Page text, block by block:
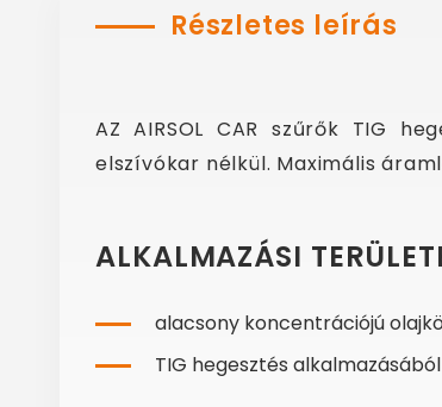
Részletes leírás
AZ AIRSOL CAR szűrők TIG
elszívókar nélkül. Maximális
ALKALMAZÁSI
alacsony koncentrációjú
TIG hegesztés